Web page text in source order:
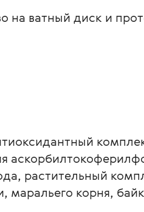
на ватный диск и
растительный
маральего корня,